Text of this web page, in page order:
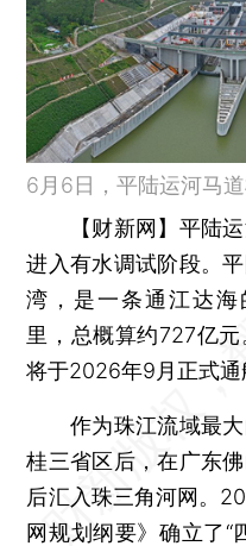
6月6日，平陆运河马
【财新网】 平陆
进入有水调试阶段。
湾，是一条通江达海
里，总概算约727亿
将于2026年9月正式通
作为珠江流域最大
桂三省区后，在广东
后汇入珠三角河网。
网规划纲要》确立了“